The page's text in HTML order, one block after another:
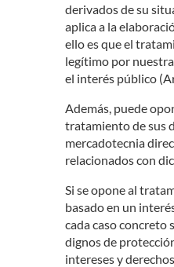
derivados de su
aplica a la
ello es que el
legítimo por
el interés público
Además, puede
tratamiento de sus
mercadotecnia
relacionados con
Si se opone al
basado en un
cada caso concreto
dignos de
intereses y